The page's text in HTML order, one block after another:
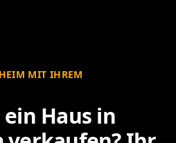
MIT IHREM
Haus in